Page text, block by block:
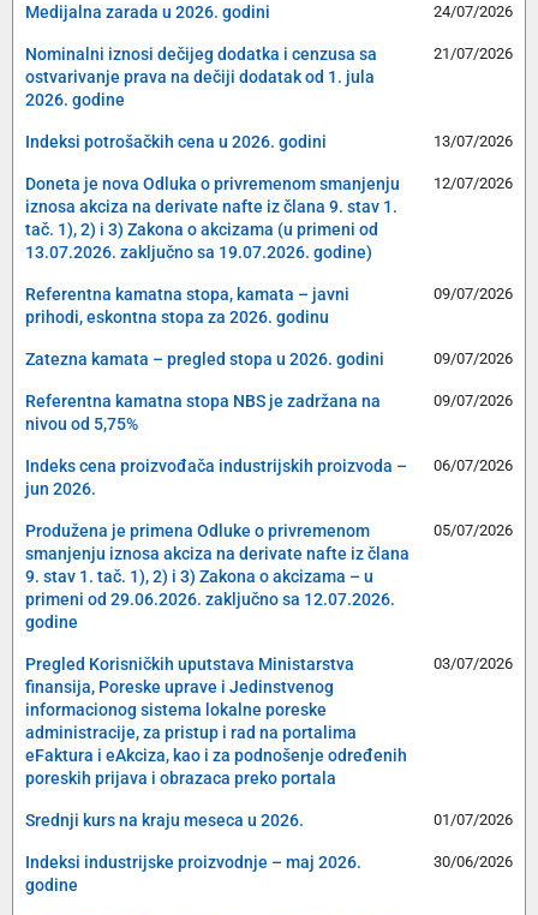
Medijalna zarada u 2026. godini 24/07/2026
Nominalni iznosi dečijeg dodatka i cenzusa sa
ostvarivanje prava na dečiji dodatak od 1. jula
2026. godine
21/07/2026
Indeksi potrošačkih cena u 2026. godini 13/07/2026
Doneta je nova Odluka o privremenom smanjenju
iznosa akciza na derivate nafte iz člana 9. stav 1.
tač. 1), 2) i 3) Zakona o akcizama (u primeni od
13.07.2026. zaključno sa 19.07.2026. godine)
12/07/2026
Referentna kamatna stopa, kamata – javni
prihodi, eskontna stopa za 2026. godinu
09/07/2026
Zatezna kamata – pregled stopa u 2026. godini 09/07/2026
Referentna kamatna stopa NBS je zadržana na
nivou od 5,75%
09/07/2026
Indeks cena proizvođača industrijskih proizvoda –
jun 2026.
06/07/2026
Produžena je primena Odluke o privremenom
smanjenju iznosa akciza na derivate nafte iz člana
9. stav 1. tač. 1), 2) i 3) Zakona o akcizama – u
primeni od 29.06.2026. zaključno sa 12.07.2026.
godine
05/07/2026
Pregled Korisničkih uputstava Ministarstva
finansija, Poreske uprave i Jedinstvenog
informacionog sistema lokalne poreske
administracije, za pristup i rad na portalima
eFaktura i eAkciza, kao i za podnošenje određenih
poreskih prijava i obrazaca preko portala
03/07/2026
Srednji kurs na kraju meseca u 2026. 01/07/2026
Indeksi industrijske proizvodnje – maj 2026.
godine
30/06/2026